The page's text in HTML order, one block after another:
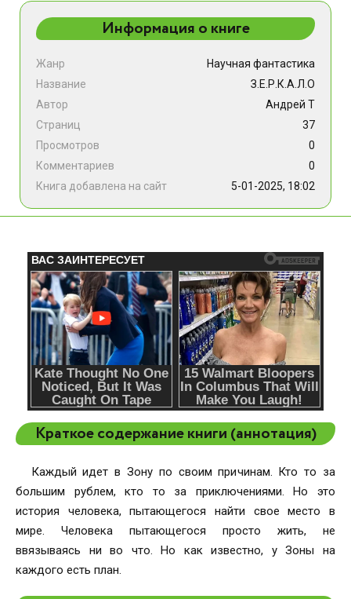
Информация о книге
Жанр
Научная фантастика
Название
З.Е.Р.К.А.Л.О
Автор
Андрей Т
Страниц
37
Просмотров
0
Комментариев
0
Книга добавлена на сайт
5-01-2025, 18:02
Краткое содержание книги (аннотация)
Каждый идет в Зону по своим причинам. Кто то за
большим рублем, кто то за приключениями. Но это
история человека, пытающегося найти свое место в
мире. Человека пытающегося просто жить, не
ввязываясь ни во что. Но как известно, у Зоны на
каждого есть план.